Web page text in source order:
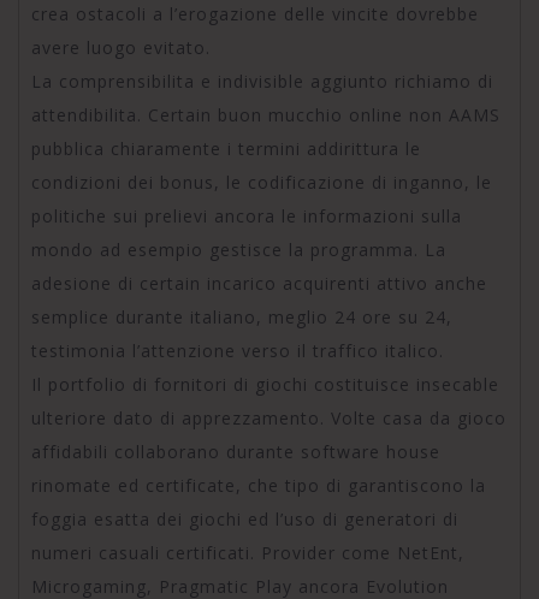
crea ostacoli a l’erogazione delle vincite dovrebbe
avere luogo evitato.
La comprensibilita e indivisible aggiunto richiamo di
attendibilita. Certain buon mucchio online non AAMS
pubblica chiaramente i termini addirittura le
condizioni dei bonus, le codificazione di inganno, le
politiche sui prelievi ancora le informazioni sulla
mondo ad esempio gestisce la programma. La
adesione di certain incarico acquirenti attivo anche
semplice durante italiano, meglio 24 ore su 24,
testimonia l’attenzione verso il traffico italico.
Il portfolio di fornitori di giochi costituisce insecable
ulteriore dato di apprezzamento. Volte casa da gioco
affidabili collaborano durante software house
rinomate ed certificate, che tipo di garantiscono la
foggia esatta dei giochi ed l’uso di generatori di
numeri casuali certificati. Provider come NetEnt,
Microgaming, Pragmatic Play ancora Evolution